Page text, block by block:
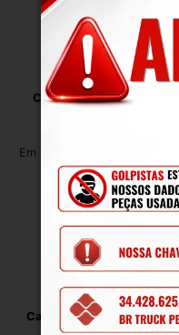
Catalisador Daf 1827547
Em até 12x de R$ 1.003,28 no
cartão
Catalisador Ford Cargo 816
Cc455j256aa